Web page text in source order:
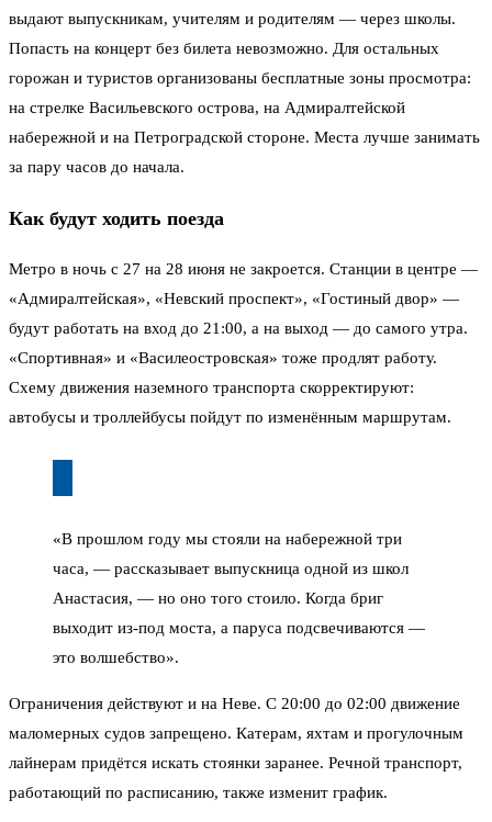
выдают выпускникам, учителям и родителям — через школы.
Попасть на концерт без билета невозможно. Для остальных
горожан и туристов организованы бесплатные зоны просмотра:
на стрелке Васильевского острова, на Адмиралтейской
набережной и на Петроградской стороне. Места лучше занимать
за пару часов до начала.
Как будут ходить поезда
Метро в ночь с 27 на 28 июня не закроется. Станции в центре —
«Адмиралтейская», «Невский проспект», «Гостиный двор» —
будут работать на вход до 21:00, а на выход — до самого утра.
«Спортивная» и «Василеостровская» тоже продлят работу.
Схему движения наземного транспорта скорректируют:
автобусы и троллейбусы пойдут по изменённым маршрутам.
«В прошлом году мы стояли на набережной три
часа, — рассказывает выпускница одной из школ
Анастасия, — но оно того стоило. Когда бриг
выходит из-под моста, а паруса подсвечиваются —
это волшебство».
Ограничения действуют и на Неве. С 20:00 до 02:00 движение
маломерных судов запрещено. Катерам, яхтам и прогулочным
лайнерам придётся искать стоянки заранее. Речной транспорт,
работающий по расписанию, также изменит график.